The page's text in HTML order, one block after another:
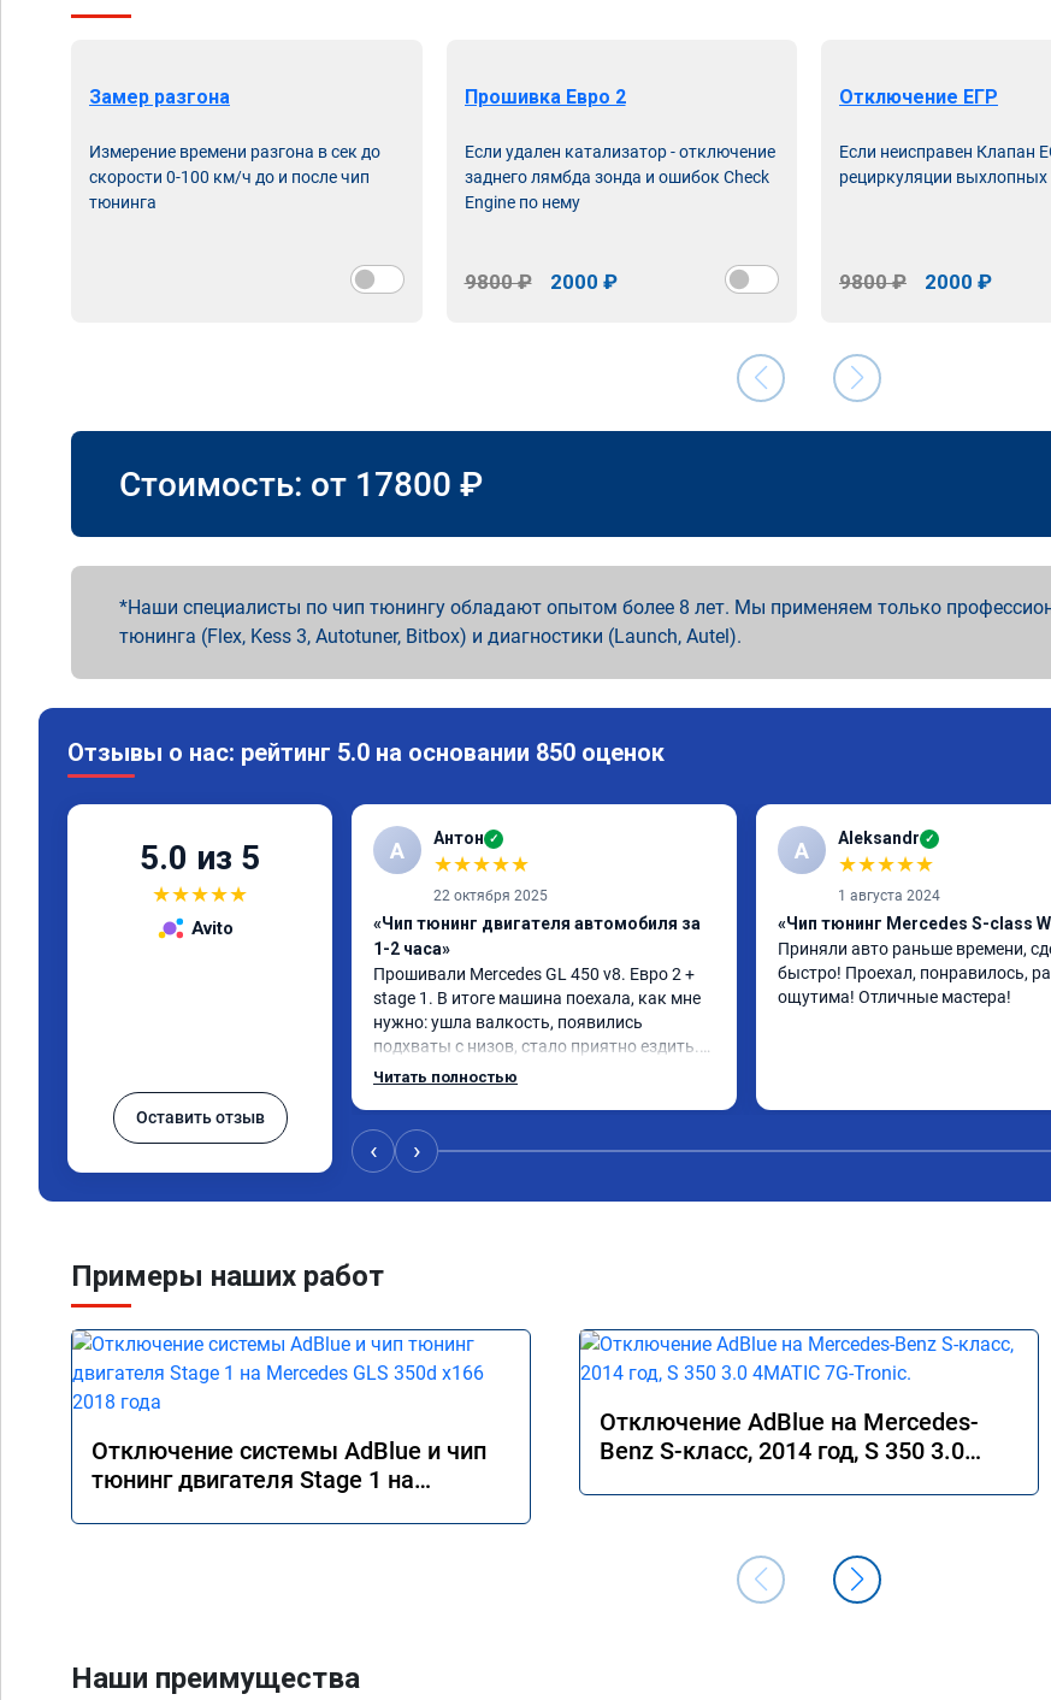
Замер разгона
Измерение времени разгона в сек до
скорости 0-100 км/ч до и после чип
тюнинга
Прошивка Евро 2
Если удален катализатор - отключение
заднего лямбда зонда и ошибок Check
Engine по нему
9800 ₽ 2000 ₽
Отключение ЕГР
Если неисправен Клапан
рециркуляции выхлопных
9800 ₽ 2000 ₽
Стоимость: от 17800 ₽
Наши специалисты по чип тюнингу обладают опытом более 8 лет. Мы применяем только
тюнинга (Flex, Kess 3, Autotuner, Bitbox) и диагностики (Launch, Autel).
Отзывы о нас: рейтинг 5.0 на основании 850 оценок
5.0 из 5
★★★★★
Avito
Оставить отзыв
А Антон ✓
★★★★★
22 октября 2025
«Чип тюнинг двигателя автомобиля за
1-2 часа»
Прошивали Mercedes GL 450 v8. Евро 2 +
stage 1. В итоге машина поехала, как мне
нужно: ушла валкость, появились
подхваты с низов, стало приятно ездить.
Одни из лучших трат, в авто! 🔥
Читать полностью
A Aleksandr ✓
★★★★★
1 августа 2024
«Чип тюнинг Mercedes S-class
Приняли авто раньше времени,
быстро! Проехал, понравилось,
ощутима! Отличные мастера!
‹ ›
Примеры наших работ
Отключение системы AdBlue и чип
тюнинг двигателя Stage 1 на
Отключение AdBlue на Mercedes-
Benz S-класс, 2014 год, S 350 3.0
Наши преимущества